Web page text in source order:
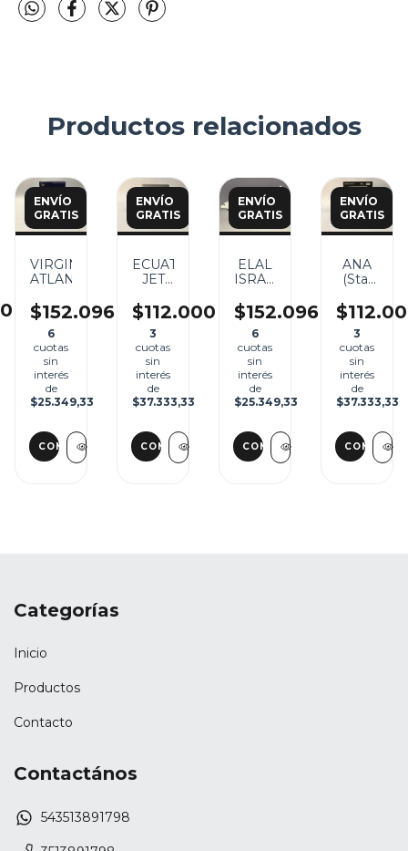
Productos relacionados
ENVÍO
GRATIS
VIRGIN
ATLANTIC
$152.096
6
cuotas
sin
interés
de
$25.349,33
ENVÍO
GRATIS
ECUATORIANA
JET
$112.000
3
cuotas
sin
interés
de
$37.333,33
ENVÍO
GRATIS
ELAL
ISRAEL
$152.096
6
cuotas
sin
interés
de
$25.349,33
ENVÍO
GRATIS
ANA
(Star
R2D2
Livery)
3
cuotas
sin
interés
de
$37.333,33
Categorías
Inicio
Productos
Contacto
Contactános
543513891798